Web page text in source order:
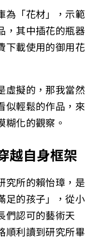
「花材」，示範
其中插花的瓶器
載使用的御用花
擬的，那我當然
輕鬆的作品，來
化的觀察。
自身框架
所的賴怡璋，是
的孩子」，從小
認可的藝術天
利讀到研究所畢